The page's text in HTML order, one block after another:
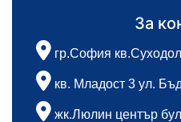
За
гр.София
кв. Младост 3 ул.
жк.Люлин център